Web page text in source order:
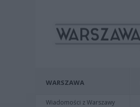
WARSZAWA
Wiadomości z Warszawy